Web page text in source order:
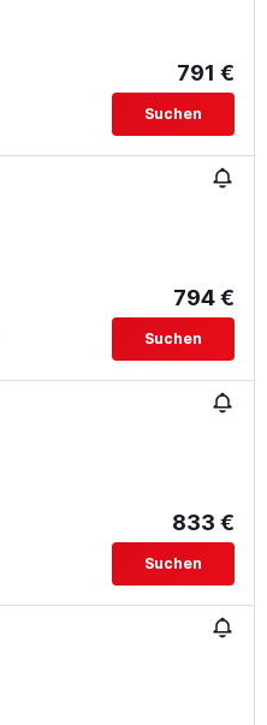
791 €
Suchen
794 €
Suchen
833 €
Suchen